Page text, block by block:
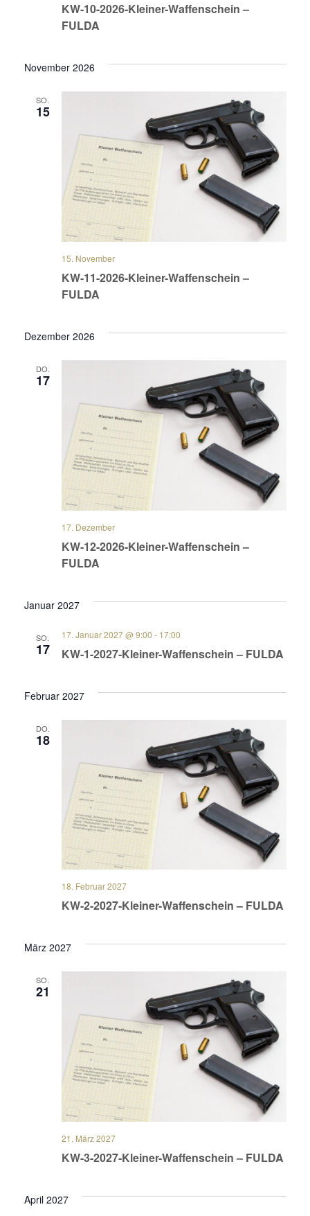
KW-10-2026-Kleiner-Waffenschein –
FULDA
November 2026
SO.
15
KW-11-2026-Kleiner-Waffenschein –
FULDA
15. November
Dezember 2026
DO.
17
KW-12-2026-Kleiner-Waffenschein –
FULDA
17. Dezember
Januar 2027
SO.
17 KW-1-2027-Kleiner-Waffenschein – FULDA
17. Januar 2027 @ 9:00 - 17:00
Februar 2027
DO.
18
KW-2-2027-Kleiner-Waffenschein – FULDA
18. Februar 2027
März 2027
SO.
21
KW-3-2027-Kleiner-Waffenschein – FULDA
21. März 2027
April 2027